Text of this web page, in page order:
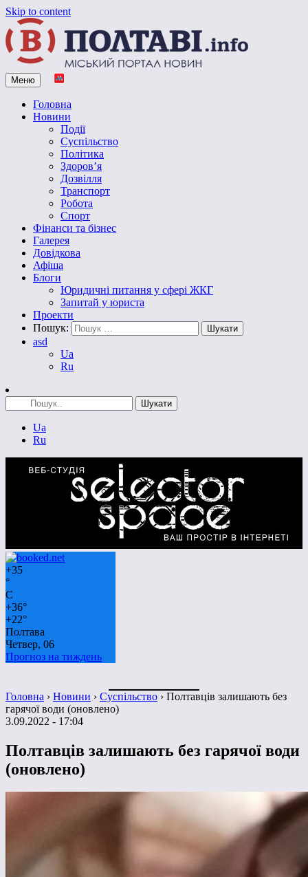
Skip to content
Vpoltave.info
Полтавський портал новин
Меню
Головна
Новини
Події
Суспільство
Політика
Здоров’я
Дозвілля
Транспорт
Робота
Спорт
Фінанси та бізнес
Галерея
Довідкова
Афіша
Блоги
Юридичні питання у сфері ЖКГ
Запитай у юриста
Проекти
Пошук:
asd
Ua
Ru
Ua
Ru
+35
°
C
+36°
+22°
Полтава
Четвер, 06
Прогноз на тиждень
Головна › Новини › Суспільство › Полтавців залишають без
гарячої води (оновлено)
3.09.2022 - 17:04
Полтавців залишають без гарячої води
(оновлено)